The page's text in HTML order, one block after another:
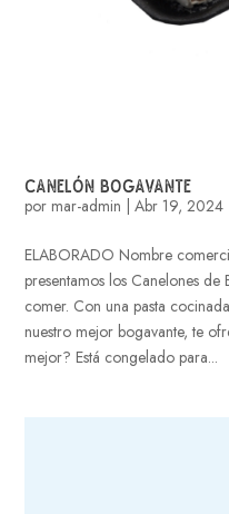
CANELÓN BOGAVANTE
pormar-admin |Abr 19, 2024
ELABORADO Nombre
presentamos los Canelones
comer. Con una pasta
nuestro mejor bogavante, te
mejor? Está congelado para...